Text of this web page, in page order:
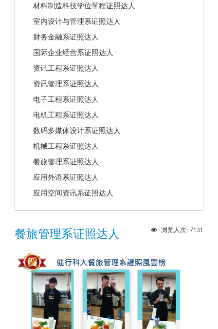
材料制造科技学位学程证照达人
室内设计与管理系证照达人
财务金融系证照达人
国际企业经营系证照达人
资讯工程系证照达人
资讯管理系证照达人
电子工程系证照达人
电机工程系证照达人
数码多媒体设计系证照达人
机械工程系证照达人
餐旅管理系证照达人
应用外语系证照达人
应用空间资讯系证照达人
浏览人次: 7131
餐旅管理系证照达人